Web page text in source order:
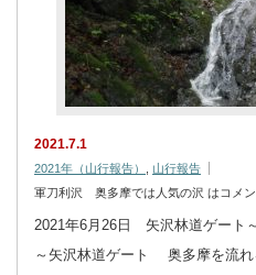
2021.7.1
2021年（山行報告）
山行報告
軍刀利沢 奥多摩では人気の沢 は コメ
2021年6月26日 矢沢林道ゲート
～矢沢林道ゲート 奥多摩を流れ